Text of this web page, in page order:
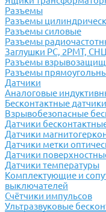
Разъемы
Разъемы
Разъемы силовые
Разъемы
Заглушки РС, 2РМТ,
Разъемы
Разъемы
Датчики
Аналоговые
Бесконтактные
Взрывобезопасные
Датчики
Датчики
Датчики метки
Датчики
Датчики температуры
Комплектующие и
выключателей
Счётчики импульсов
Ультразвуковые